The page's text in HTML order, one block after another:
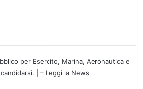
per Esercito, Marina, Aeronautica e
| – Leggi la News